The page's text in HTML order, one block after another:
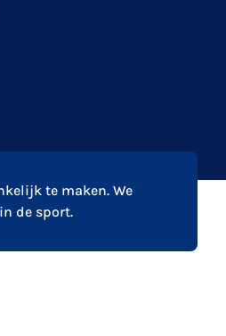
te maken. We
de sport.